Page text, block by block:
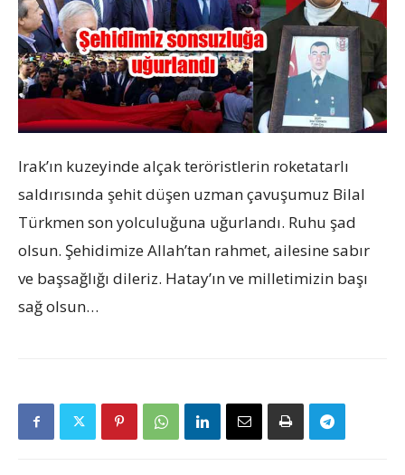
Irak’ın kuzeyinde alçak teröristlerin roketatarlı
saldırısında şehit düşen uzman çavuşumuz Bilal
Türkmen son yolculuğuna uğurlandı. Ruhu şad
olsun. Şehidimize Allah’tan rahmet, ailesine sabır
ve başsağlığı dileriz. Hatay’ın ve milletimizin başı
sağ olsun…